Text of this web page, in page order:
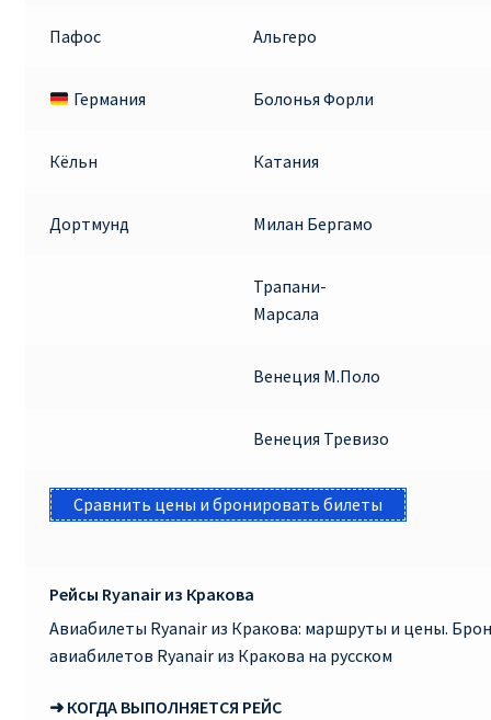
Пафос Альгеро
Германия Болонья Форли
Кёльн Катания
Дортмунд Милан Бергамо
Трапани-
Марсала
Венеция М.Поло
Венеция Тревизо
Сравнить цены и бронировать билеты
Рейсы Ryanair из Кракова
Авиабилеты Ryanair из Кракова: маршруты и цены.
авиабилетов Ryanair из Кракова на русском
➜ КОГДА ВЫПОЛНЯЕТСЯ РЕЙС